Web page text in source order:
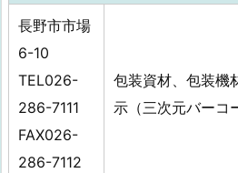
長野市市場
6-10
TEL026-
286-7111
FAX026-
286-7112
包装資材、包装機
示（三次元バーコ